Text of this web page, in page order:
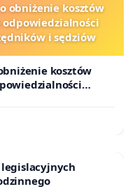
obniżenie kosztów
odpowiedzialności
i sędziów
kosztów
i sędziów